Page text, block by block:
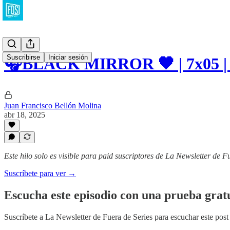
Suscribirse Iniciar sesión
🎧BLACK MIRROR 🖤 | 7x05
Juan Francisco Bellón Molina
abr 18, 2025
Este hilo solo es visible para paid suscriptores de La Newsletter de
Suscríbete para ver →
Escucha este episodio con una prueba
Suscríbete a La Newsletter de Fuera de Series para escuchar este